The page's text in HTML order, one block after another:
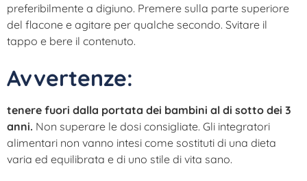
preferibilmente a digiuno. Premere sulla parte superiore
del flacone e agitare per qualche secondo. Svitare il
tappo e bere il contenuto.
Avvertenze:
tenere fuori dalla portata dei bambini al di sotto dei 3
anni. Non superare le dosi consigliate. Gli integratori
alimentari non vanno intesi come sostituti di una dieta
varia ed equilibrata e di uno stile di vita sano.